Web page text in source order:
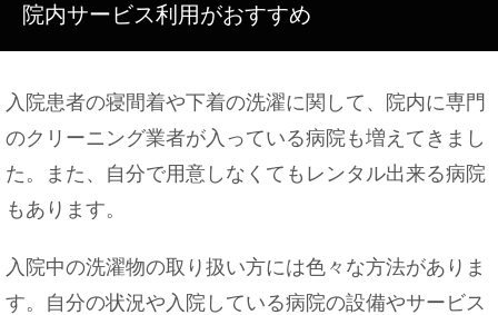
服装1つで性格が変わる！？その心理的効果とは
院内サービス利用がおすすめ
入院患者の寝間着や下着の洗濯に関して、院内に専門
のクリーニング業者が入っている病院も増えてきまし
た。また、自分で用意しなくてもレンタル出来る病院
もあります。
入院中の洗濯物の取り扱い方には色々な方法がありま
す。自分の状況や入院している病院の設備やサービス